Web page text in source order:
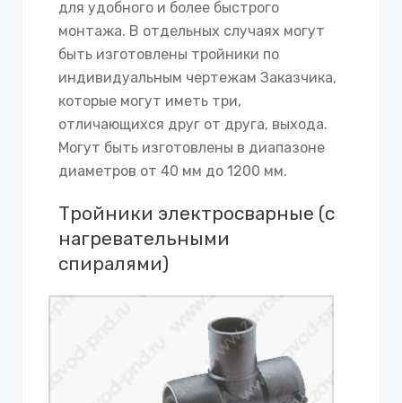
для удобного и более быстрого
монтажа. В отдельных случаях могут
быть изготовлены тройники по
индивидуальным чертежам Заказчика,
которые могут иметь три,
отличающихся друг от друга, выхода.
Могут быть изготовлены в диапазоне
диаметров от 40 мм до 1200 мм.
Тройники электросварные (с
нагревательными
спиралями)